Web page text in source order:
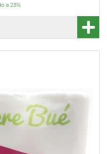
a 23%